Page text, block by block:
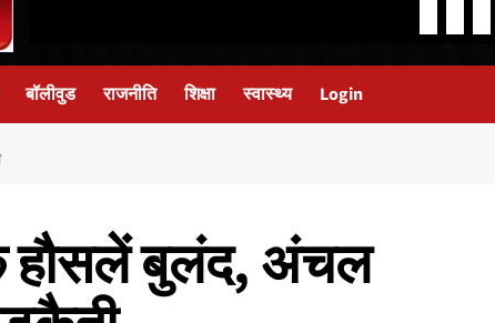
बॉलीवुड राजनीति शिक्षा स्वास्थ्य Login
हौसलें बुलंद, अंचल